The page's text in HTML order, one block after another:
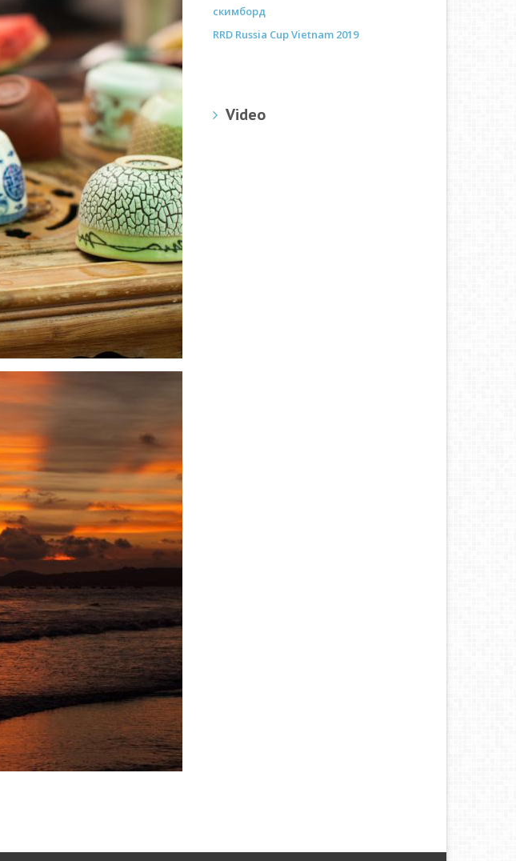
скимборд
RRD Russia Cup Vietnam 2019
Video